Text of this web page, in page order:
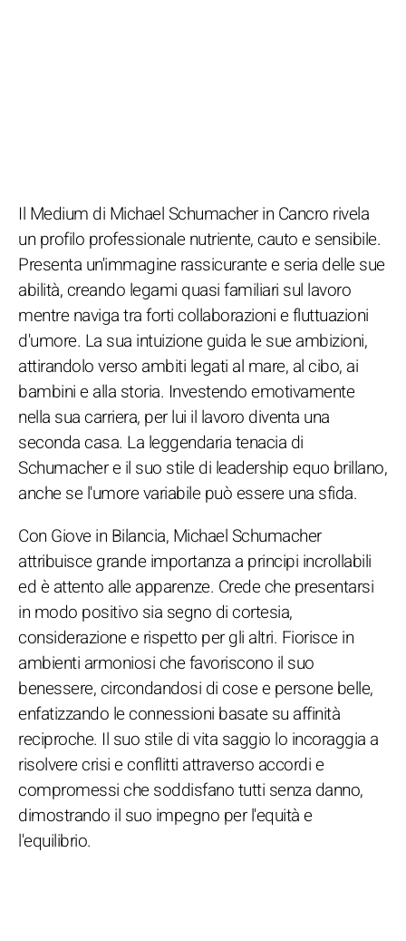
Il Medium di Michael Schumacher in Cancro rivela
un profilo professionale nutriente, cauto e sensibile.
Presenta un'immagine rassicurante e seria delle sue
abilità, creando legami quasi familiari sul lavoro
mentre naviga tra forti collaborazioni e fluttuazioni
d'umore. La sua intuizione guida le sue ambizioni,
attirandolo verso ambiti legati al mare, al cibo, ai
bambini e alla storia. Investendo emotivamente
nella sua carriera, per lui il lavoro diventa una
seconda casa. La leggendaria tenacia di
Schumacher e il suo stile di leadership equo brillano,
anche se l'umore variabile può essere una sfida.
Con Giove in Bilancia, Michael Schumacher
attribuisce grande importanza a principi incrollabili
ed è attento alle apparenze. Crede che presentarsi
in modo positivo sia segno di cortesia,
considerazione e rispetto per gli altri. Fiorisce in
ambienti armoniosi che favoriscono il suo
benessere, circondandosi di cose e persone belle,
enfatizzando le connessioni basate su affinità
reciproche. Il suo stile di vita saggio lo incoraggia a
risolvere crisi e conflitti attraverso accordi e
compromessi che soddisfano tutti senza danno,
dimostrando il suo impegno per l'equità e
l'equilibrio.